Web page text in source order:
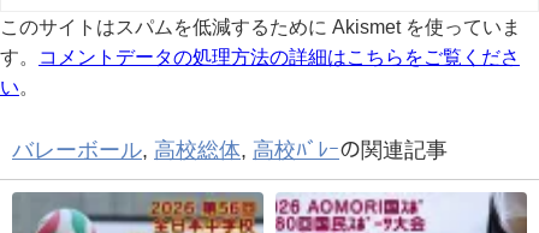
このサイトはスパムを低減するために Akismet を使っていま
す。
コメントデータの処理方法の詳細はこちらをご覧くださ
い
バレーボール, 高校総体, 高校ﾊﾞﾚｰの関連記事